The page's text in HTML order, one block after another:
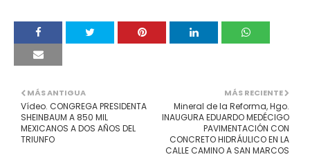
MÁS RECIENTE
Mineral de la Reforma, Hgo.
INAUGURA EDUARDO MEDÉCIGO
PAVIMENTACIÓN CON
CONCRETO HIDRÁULICO EN LA
CALLE CAMINO A SAN MARCOS
MÁS ANTIGUA
Vídeo. CONGREGA PRESIDENTA
SHEINBAUM A 850 MIL
MEXICANOS A DOS AÑOS DEL
TRIUNFO